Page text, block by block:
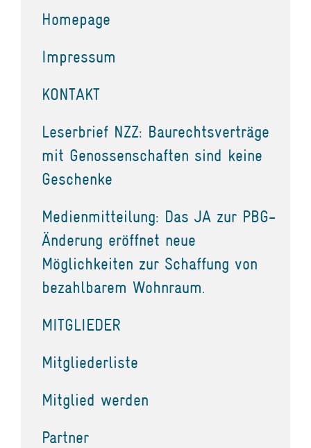
Homepage
Impressum
KONTAKT
Leserbrief NZZ: Baurechtsverträge
mit Genossenschaften sind keine
Geschenke
Medienmitteilung: Das JA zur PBG-
Änderung eröffnet neue
Möglichkeiten zur Schaffung von
bezahlbarem Wohnraum.
MITGLIEDER
Mitgliederliste
Mitglied werden
Partner